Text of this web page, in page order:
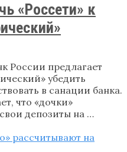
«Россети» к
России предлагает
убедить
в санации банка.
что «дочки»
депозиты на …